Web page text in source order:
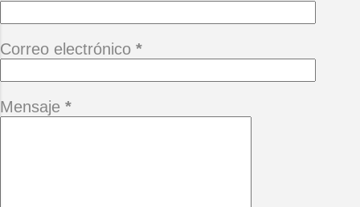
Correo electrónico *
Mensaje *